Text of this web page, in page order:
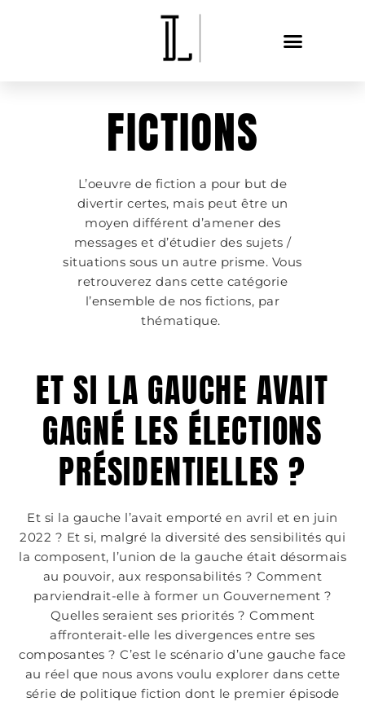
FICTIONS
L’oeuvre de fiction a pour but de
divertir certes, mais peut être un
moyen différent d’amener des
messages et d’étudier des sujets /
situations sous un autre prisme. Vous
retrouverez dans cette catégorie
l’ensemble de nos fictions, par
thématique.
ET SI LA GAUCHE AVAIT
GAGNÉ LES ÉLECTIONS
PRÉSIDENTIELLES ?
Et si la gauche l’avait emporté en avril et en juin
2022 ? Et si, malgré la diversité des sensibilités qui
la composent, l’union de la gauche était désormais
au pouvoir, aux responsabilités ? Comment
parviendrait-elle à former un Gouvernement ?
Quelles seraient ses priorités ? Comment
affronterait-elle les divergences entre ses
composantes ? C’est le scénario d’une gauche face
au réel que nous avons voulu explorer dans cette
série de politique fiction dont le premier épisode